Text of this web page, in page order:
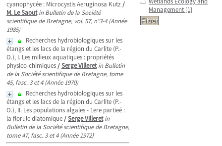
cyanophycée : Microcystis Aeruginosa Kutz/
M. Le Saout in Bulletin de la Société
scientifique de Bretagne, vol. 57, n°3-4 (Année
1985)
Recherches hydrobiologiques sur les
étangs et les lacs de la région du Carlite (P.-
O.), I. Les milieux aquatiques : propriétés
physico-chimiques/Serge Villeret in Bulletin
de la Société scientifique de Bretagne, tome
45, fasc. 3 et 4 (Année 1970)
Recherches hydrobiologiques sur les
étangs et les lacs de la région du Carlite (P.-
O.), II. Les populations algales - 1ere partieé :
la florule diatomique/Serge Villeret in
Bulletin de la Société scientifique de Bretagne,
tome 47, fasc. 3 et 4 (Année 1972)
Management [1]